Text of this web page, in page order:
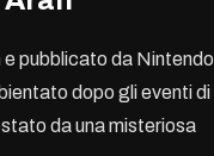
e pubblicato da Nintendo
dopo gli eventi di
da una misteriosa